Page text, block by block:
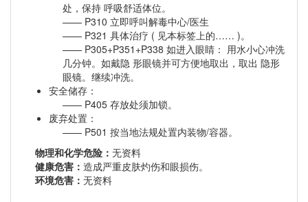
处，保持 呼吸舒适体位。
P310 立即呼叫解毒中心/医生
P321 具体治疗 ( 见本标签上的…… )。
P305+P351+P338 如进入眼睛： 用水小心冲洗
几分钟。如戴隐 形眼镜并可方便地取出，取出 隐形
眼镜。继续冲洗。
安全储存：
P405 存放处须加锁。
废弃处置：
P501 按当地法规处置内装物/容器。
物理和化学危险： 无资料
健康危害： 造成严重皮肤灼伤和眼损伤。
环境危害： 无资料